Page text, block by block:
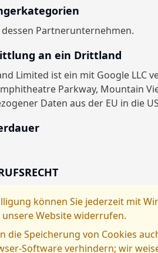
Partnerunternehmen.
an ein Drittland
Limited ist ein mit Google LLC
Parkway, Mountain
Daten aus der EU in die
können Sie jederzeit mit
unsere Website widerrufen.
die Speicherung von Cookies
Software verhindern; wir